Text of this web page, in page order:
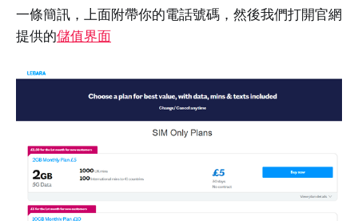
一條簡訊，上面附帶你的電話號碼，然後我們打開官網
提供的儲值界面